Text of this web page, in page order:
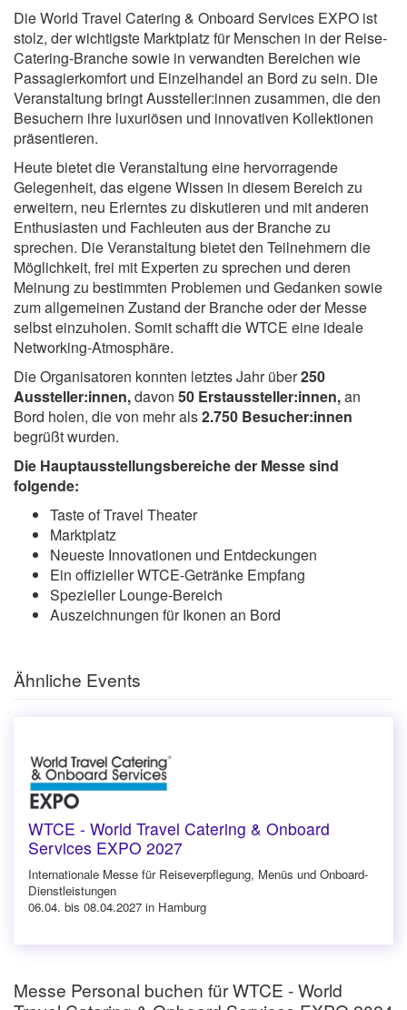
Die World Travel Catering & Onboard Services EXPO ist
stolz, der wichtigste Marktplatz für Menschen in der Reise-
Catering-Branche sowie in verwandten Bereichen wie
Passagierkomfort und Einzelhandel an Bord zu sein. Die
Veranstaltung bringt Aussteller:innen zusammen, die den
Besuchern ihre luxuriösen und innovativen Kollektionen
präsentieren.
Heute bietet die Veranstaltung eine hervorragende
Gelegenheit, das eigene Wissen in diesem Bereich zu
erweitern, neu Erlerntes zu diskutieren und mit anderen
Enthusiasten und Fachleuten aus der Branche zu
sprechen. Die Veranstaltung bietet den Teilnehmern die
Möglichkeit, frei mit Experten zu sprechen und deren
Meinung zu bestimmten Problemen und Gedanken sowie
zum allgemeinen Zustand der Branche oder der Messe
selbst einzuholen. Somit schafft die WTCE eine ideale
Networking-Atmosphäre.
Die Organisatoren konnten letztes Jahr über250
Aussteller:innen,davon 50 Erstaussteller:innen,an
Bord holen, die von mehr als2.750 Besucher:innen
begrüßt wurden.
Die Hauptausstellungsbereiche der Messe sind
folgende:
Taste of Travel Theater
Marktplatz
Neueste Innovationen und Entdeckungen
Ein offizieller WTCE-Getränke Empfang
Spezieller Lounge-Bereich
Auszeichnungen für Ikonen an Bord
Ähnliche Events
WTCE - World Travel Catering & Onboard
Services EXPO 2027
Internationale Messe für Reiseverpflegung, Menüs und Onboard-
Dienstleistungen
06.04. bis 08.04.2027 in Hamburg
Messe Personal buchen für WTCE - World